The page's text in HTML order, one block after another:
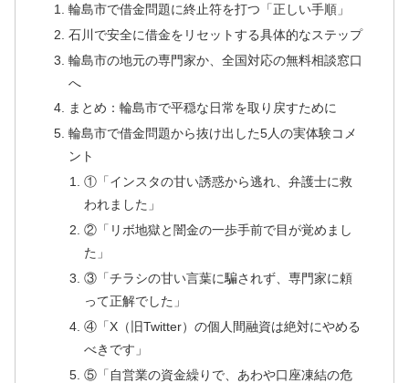
輪島市で借金問題に終止符を打つ「正しい手順」
石川で安全に借金をリセットする具体的なステップ
輪島市の地元の専門家か、全国対応の無料相談窓口
へ
まとめ：輪島市で平穏な日常を取り戻すために
輪島市で借金問題から抜け出した5人の実体験コメ
ント
①「インスタの甘い誘惑から逃れ、弁護士に救
われました」
②「リボ地獄と闇金の一歩手前で目が覚めまし
た」
③「チラシの甘い言葉に騙されず、専門家に頼
って正解でした」
④「X（旧Twitter）の個人間融資は絶対にやめる
べきです」
⑤「自営業の資金繰りで、あわや口座凍結の危